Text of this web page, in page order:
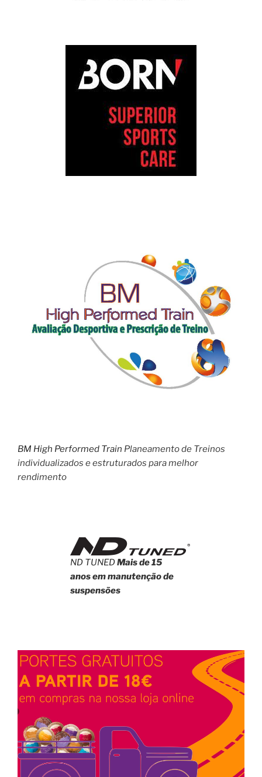
BM High Performed Train Planeamento de Treinos
individualizados e estruturados para melhor
rendimento
ND TUNEDMais de 15
anos em manutenção de
suspensões